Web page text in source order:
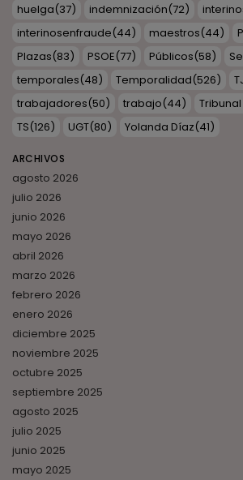
huelga(37) indemnización(72)
interinosenfraude(44) maestros(44)
Plazas(83) PSOE(77) Públicos(58)
temporales(48) Temporalidad(526)
trabajadores(50) trabajo(44)
TS(126) UGT(80) Yolanda Díaz(41)
ARCHIVOS
agosto 2026
julio 2026
junio 2026
mayo 2026
abril 2026
marzo 2026
febrero 2026
enero 2026
diciembre 2025
noviembre 2025
octubre 2025
septiembre 2025
agosto 2025
julio 2025
junio 2025
mayo 2025